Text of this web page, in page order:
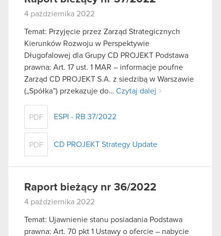
4 października 2022
Temat: Przyjęcie przez Zarząd Strategicznych
Kierunków Rozwoju w Perspektywie
Długofalowej dla Grupy CD PROJEKT Podstawa
prawna: Art. 17 ust. 1 MAR – informacje poufne
Zarząd CD PROJEKT S.A. z siedzibą w Warszawie
(„Spółka”) przekazuje do… Czytaj dalej
PDF ESPI - RB 37/2022
PDF CD PROJEKT Strategy Update
Raport bieżący nr 36/2022
4 października 2022
Temat: Ujawnienie stanu posiadania Podstawa
prawna: Art. 70 pkt 1 Ustawy o ofercie – nabycie